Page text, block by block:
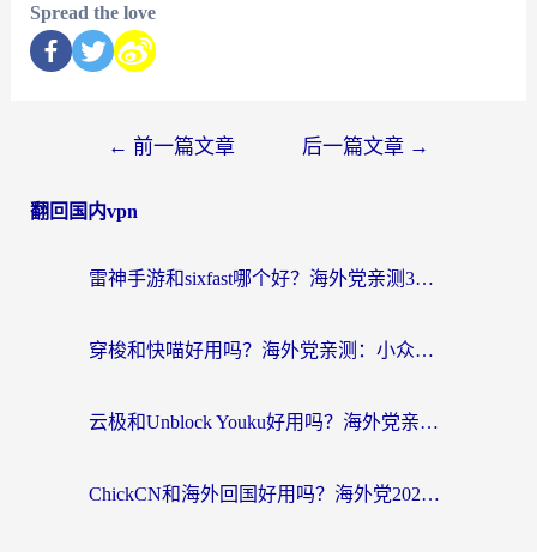
Spread the love
← 前一篇文章 后一篇文章 →
翻回国内vpn
雷神手游和sixfast哪个好？海外党亲测3款回国加速器，教你选对不踩坑
穿梭和快喵好用吗？海外党亲测：小众加速器对比+番茄加速器深度体验
云极和Unblock Youku好用吗？海外党亲测+2026回国加速器避坑指南
ChickCN和海外回国好用吗？海外党2026亲测：从手游到影音，选对加速器的3个关键